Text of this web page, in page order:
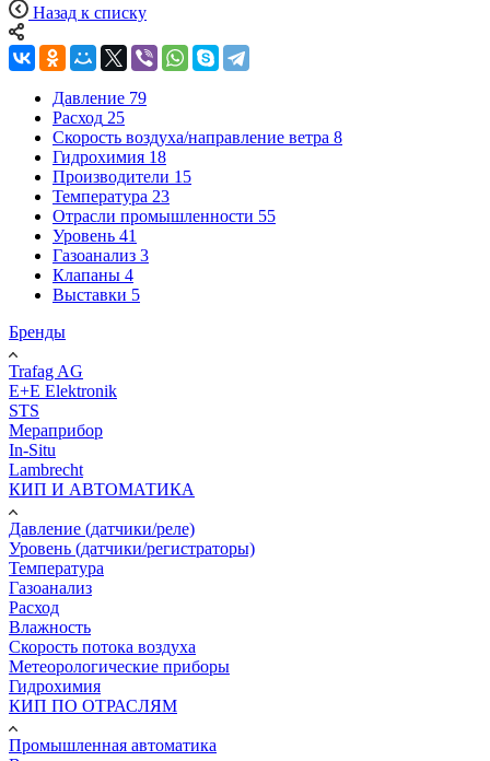
Назад к списку
Давление 79
Расход 25
Скорость воздуха/направление ветра 8
Гидрохимия 18
Производители 15
Температура 23
Отрасли промышленности 55
Уровень 41
Газоанализ 3
Клапаны 4
Выставки 5
Бренды
Trafag AG
E+E Elektronik
STS
Мераприбор
In-Situ
Lambrecht
КИП И АВТОМАТИКА
Давление (датчики/реле)
Уровень (датчики/регистраторы)
Температура
Газоанализ
Расход
Влажность
Скорость потока воздуха
Метеорологические приборы
Гидрохимия
КИП ПО ОТРАСЛЯМ
Промышленная автоматика